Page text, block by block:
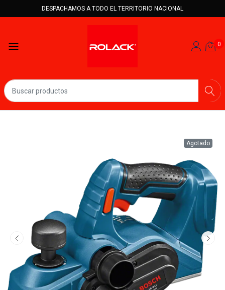
DESPACHAMOS A TODO EL TERRITORIO NACIONAL
0
Agotado